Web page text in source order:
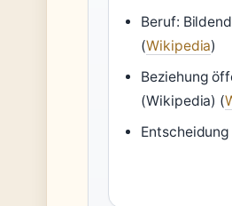
Beruf:
(Wikipedia)
Beziehung
(Wikipedia) (